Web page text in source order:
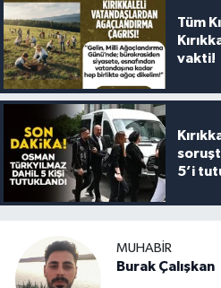
Tüm
vakti!
5’i
MUHABIR
Burak Çalışkan